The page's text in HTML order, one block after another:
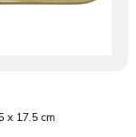
x 17.5 cm